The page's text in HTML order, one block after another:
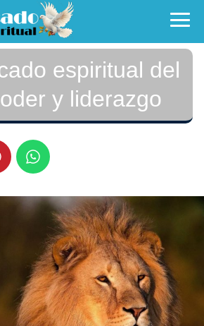
espiritual del
y liderazgo